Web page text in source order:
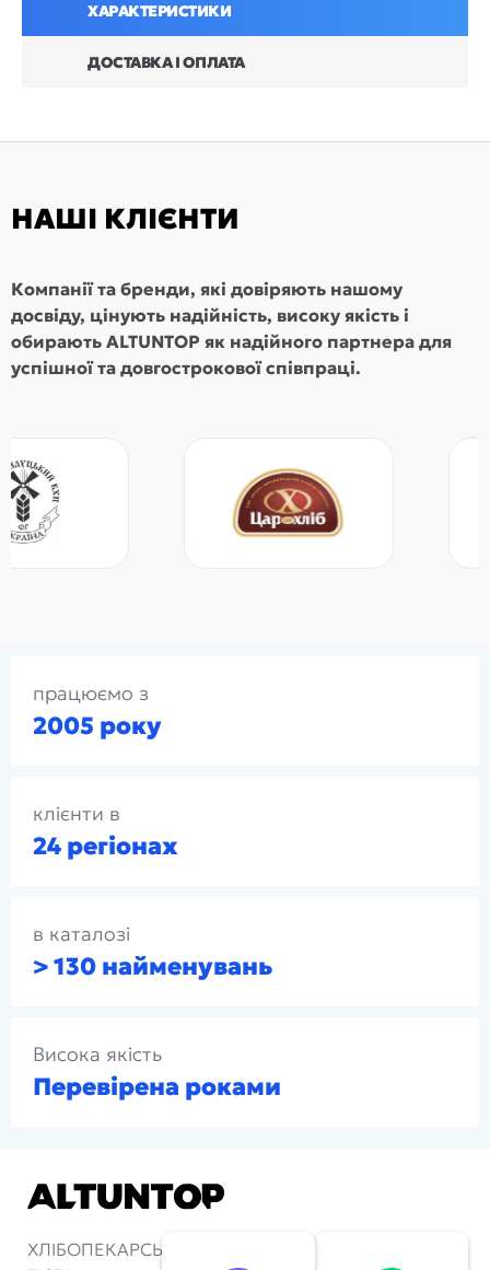
ХАРАКТЕРИСТИКИ
ДОСТАВКА І ОПЛАТА
НАШІ КЛІЄНТИ
Компанії та бренди, які довіряють нашому
досвіду, цінують надійність, високу якість і
обирають ALTUNTOP як надійного партнера для
успішної та довгострокової співпраці.
працюємо з
2005 року
клієнти в
24 регіонах
в каталозі
> 130 найменувань
Висока якість
Перевірена роками
ХЛІБОПЕКАРСЬКІ ПЕЧІ ТА АПАРАТИ ДЛЯ